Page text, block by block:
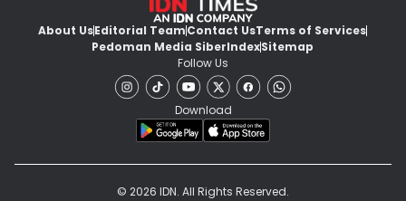
About UsEditorial TeamContact UsTerms of Services
Pedoman Media SiberIndexSitemap
Follow Us
Download
© 2026 IDN. All Rights Reserved.